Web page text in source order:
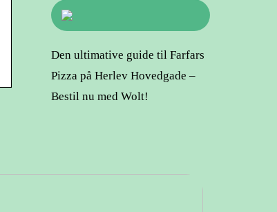
Den ultimative guide til Farfars
Pizza på Herlev Hovedgade –
Bestil nu med Wolt!